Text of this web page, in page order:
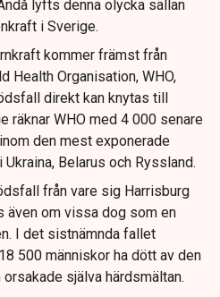
lyfts denna olycka sällan
i Sverige.
kommer främst från
Health Organisation, WHO,
direkt kan knytas till
räknar WHO med 4 000 senare
den mest exponerade
Belarus och Ryssland.
från vare sig Harrisburg
även om vissa dog som en
I det sistnämnda fallet
500 människor ha dött av den
själva härdsmältan.